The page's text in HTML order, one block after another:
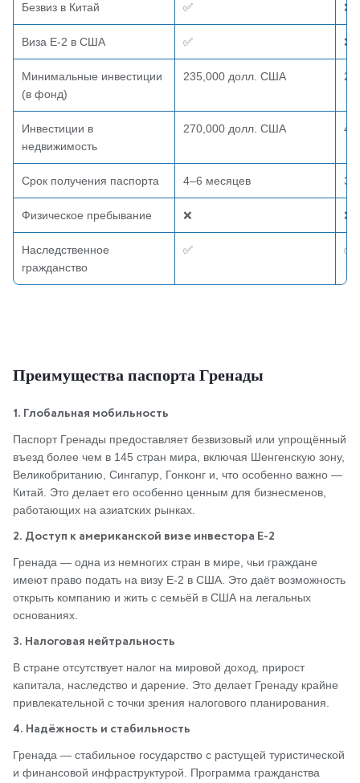
Безвиз в Китай ✅ ❌
Виза E-2 в США ✅ ❌
Минимальные инвестиции
(в фонд)
235,000 долл. США
Инвестиции в
недвижимость
270,000 долл. США
Срок получения паспорта 4–6 месяцев
Физическое пребывание ❌ ❌
Наследственное
гражданство
✅ ✅
Преимущества паспорта Гренады
1. Глобальная мобильность
Паспорт Гренады предоставляет безвизовый или упрощённый
въезд более чем в 145 стран мира, включая Шенгенскую зону,
Великобританию, Сингапур, Гонконг и, что особенно важно —
Китай. Это делает его особенно ценным для бизнесменов,
работающих на азиатских рынках.
2. Доступ к американской визе инвестора E-2
Гренада — одна из немногих стран в мире, чьи граждане
имеют право подать на визу E-2 в США. Это даёт возможность
открыть компанию и жить с семьёй в США на легальных
основаниях.
3. Налоговая нейтральность
В стране отсутствует налог на мировой доход, прирост
капитала, наследство и дарение. Это делает Гренаду крайне
привлекательной с точки зрения налогового планирования.
4. Надёжность и стабильность
Гренада — стабильное государство с растущей туристической
и финансовой инфраструктурой. Программа гражданства